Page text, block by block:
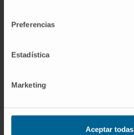
Preferencias
Estadística
Marketing
Aceptar todas
de Neurofisiología Clínica.